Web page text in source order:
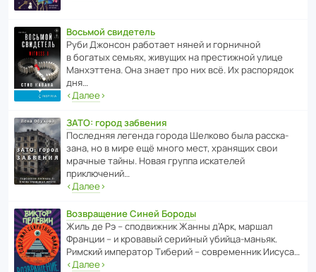
Восьмой свидетель
Руби Джонсон рабо­тает няней и горни­чной
в богатых семьях, живущих на прес­ти­жной улице
Манх­эт­тена. Она знает про них всё. Их распо­рядок
дня…
‹Далее›
ЗАТО: город забвения
После­дняя легенда города Шелково была расска­
зана, но в мире ещё много мест, хранящих свои
мрачные тайны. Новая группа иска­телей
приключений…
‹Далее›
Возвращение Синей Бороды
Жиль де Рэ – спод­ви­жник Жанны д’Арк, маршал
Франции – и кровавый серийный убийца-маньяк.
Римский импе­ратор Тиберий – совре­менник Иисуса…
‹Далее›